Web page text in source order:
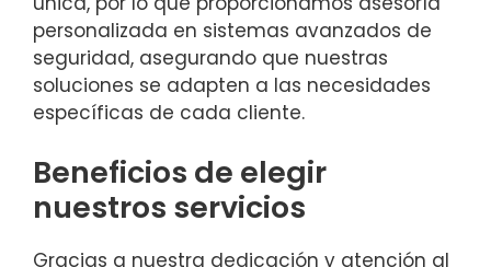
personalizada en sistemas avanzados de
seguridad, asegurando que nuestras
soluciones se adapten a las necesidades
específicas de cada cliente.
Beneficios de elegir
nuestros servicios
Gracias a nuestra dedicación y atención al